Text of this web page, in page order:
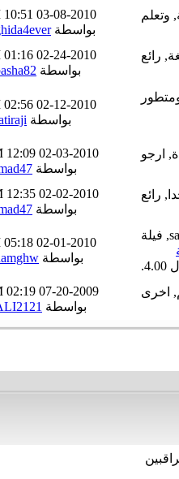
03-08-2010
10:51 PM
بواسطةghida4ever
02-24-2010
01:16 PM
بواسطةbasha82
02-12-2010
02:56 PM
بواسطةfatiraji
02-03-2010
12:09 AM
بواسطةimad47
02-02-2010
12:35 AM
بواسطةimad47
02-01-2010
05:18 PM
بواسطةhamghw
07-20-2009
02:19 AM
بواسطةALI2121